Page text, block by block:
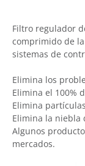
Filtro regulador
comprimido de
sistemas de
Elimina los
Elimina el 100%
Elimina
Elimina la niebla
Algunos
mercados.